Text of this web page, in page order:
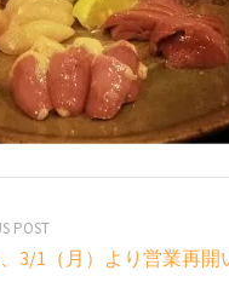
POST
3/1（月）より営業再開